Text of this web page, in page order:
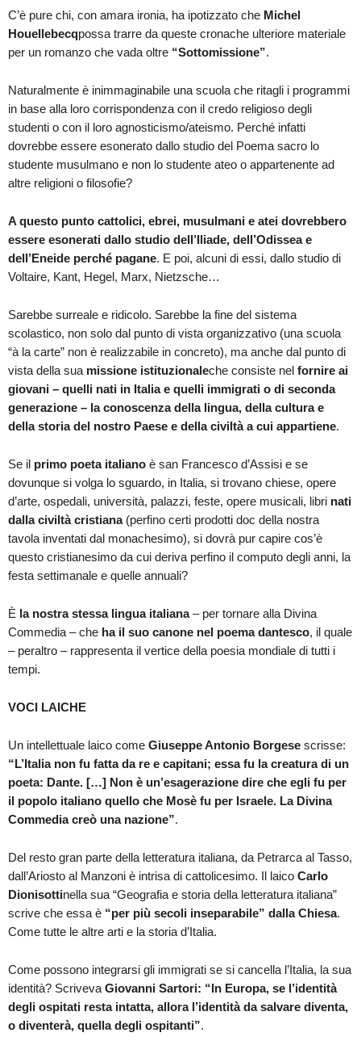
C’è pure chi, con amara ironia, ha ipotizzato che Michel
Houellebecqpossa trarre da queste cronache ulteriore materiale
per un romanzo che vada oltre “Sottomissione”.
Naturalmente è inimmaginabile una scuola che ritagli i programmi
in base alla loro corrispondenza con il credo religioso degli
studenti o con il loro agnosticismo/ateismo. Perché infatti
dovrebbe essere esonerato dallo studio del Poema sacro lo
studente musulmano e non lo studente ateo o appartenente ad
altre religioni o filosofie?
A questo punto cattolici, ebrei, musulmani e atei dovrebbero
essere esonerati dallo studio dell’Iliade, dell’Odissea e
dell’Eneide perché pagane. E poi, alcuni di essi, dallo studio di
Voltaire, Kant, Hegel, Marx, Nietzsche…
Sarebbe surreale e ridicolo. Sarebbe la fine del sistema
scolastico, non solo dal punto di vista organizzativo (una scuola
“à la carte” non è realizzabile in concreto), ma anche dal punto di
vista della sua missione istituzionaleche consiste nel fornire ai
giovani – quelli nati in Italia e quelli immigrati o di seconda
generazione – la conoscenza della lingua, della cultura e
della storia del nostro Paese e della civiltà a cui appartiene.
Se il primo poeta italiano è san Francesco d’Assisi e se
dovunque si volga lo sguardo, in Italia, si trovano chiese, opere
d’arte, ospedali, università, palazzi, feste, opere musicali, libri nati
dalla civiltà cristiana(perfino certi prodotti doc della nostra
tavola inventati dal monachesimo), si dovrà pur capire cos’è
questo cristianesimo da cui deriva perfino il computo degli anni, la
festa settimanale e quelle annuali?
È la nostra stessa lingua italiana– per tornare alla Divina
Commedia – che ha il suo canone nel poema dantesco, il quale
– peraltro – rappresenta il vertice della poesia mondiale di tutti i
tempi.
VOCI LAICHE
Un intellettuale laico come Giuseppe Antonio Borgese scrisse:
“L’Italia non fu fatta da re e capitani; essa fu la creatura di un
poeta: Dante. […] Non è un’esagerazione dire che egli fu per
il popolo italiano quello che Mosè fu per Israele. La Divina
Commedia creò una nazione”.
Del resto gran parte della letteratura italiana, da Petrarca al Tasso,
dall’Ariosto al Manzoni è intrisa di cattolicesimo. Il laico Carlo
Dionisottinella sua “Geografia e storia della letteratura italiana”
scrive che essa è “per più secoli inseparabile” dalla Chiesa.
Come tutte le altre arti e la storia d’Italia.
Come possono integrarsi gli immigrati se si cancella l’Italia, la sua
identità? Scriveva Giovanni Sartori: “In Europa, se l’identità
degli ospitati resta intatta, allora l’identità da salvare diventa,
o diventerà, quella degli ospitanti”.